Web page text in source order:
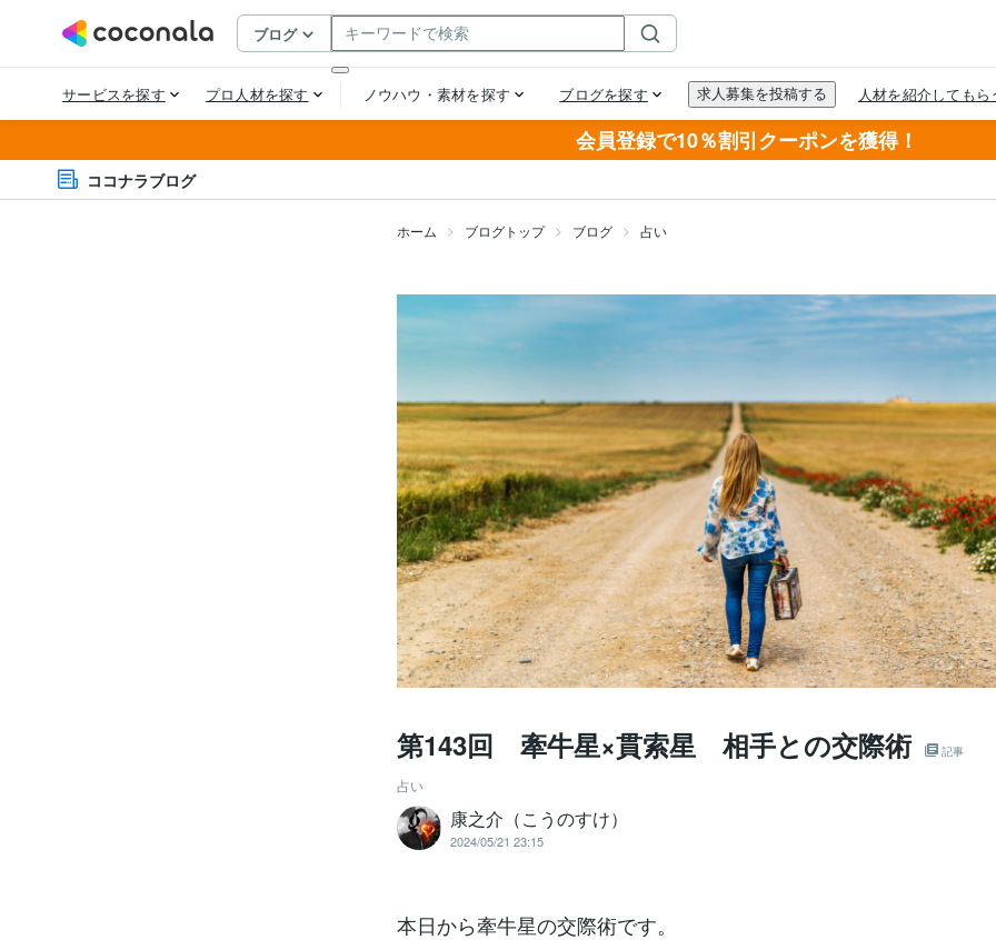
会員登録で10％割引クーポンを獲得！
ココナラブログ
ホーム ブログトップ ブログ 占い
第143回 牽牛星×貫索星 相手との交際術 記事
占い
康之介（こうのすけ）
2024/05/21 23:15
本日から牽牛星の交際術です。